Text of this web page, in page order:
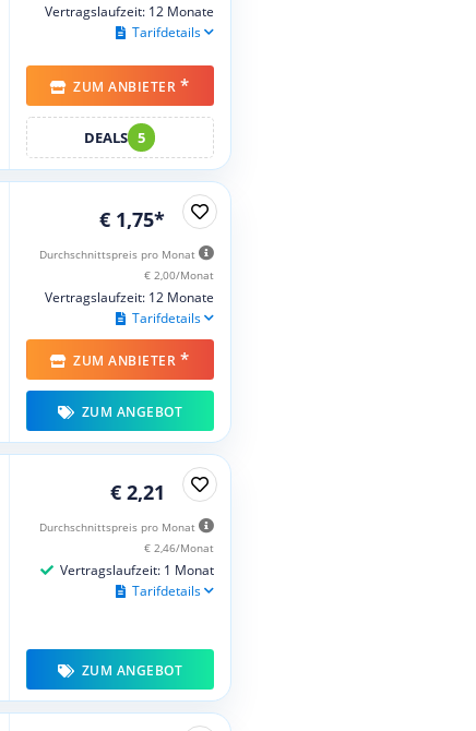
Vertragslaufzeit: 12 Monate
Tarifdetails
ZUM ANBIETER *
DEALS 5
€ 1,75*
Durchschnittspreis pro Monat
€ 2,00/Monat
Vertragslaufzeit: 12 Monate
Tarifdetails
ZUM ANBIETER *
ZUM ANGEBOT
€ 2,21
Durchschnittspreis pro Monat
€ 2,46/Monat
Vertragslaufzeit: 1 Monat
Tarifdetails
ZUM ANGEBOT